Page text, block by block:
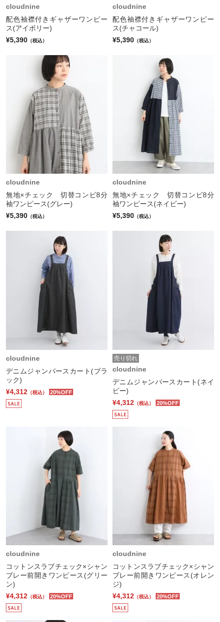
cloudnine
配色袖襟付きギャザーワンピー
ス(アイボリー)
¥5,390 （税込）
cloudnine
配色袖襟付きギャザーワンピー
ス(チャコール)
¥5,390 （税込）
cloudnine
無地×チェック 切替コンビ8分
袖ワンピース(グレー)
¥5,390 （税込）
cloudnine
無地×チェック 切替コンビ8分
袖ワンピース(ネイビー)
¥5,390 （税込）
cloudnine
デニムジャンパースカート(ブラ
ック)
¥4,312 （税込） 20%OFF
売り切れ
cloudnine
デニムジャンパースカート(ネイ
ビー)
¥4,312 （税込） 20%OFF
cloudnine
コットンスラブチェック×シャン
ブレー前開きワンピース(グリー
ン)
¥4,312 （税込） 20%OFF
cloudnine
コットンスラブチェック×シャン
ブレー前開きワンピース(オレン
ジ)
¥4,312 （税込） 20%OFF